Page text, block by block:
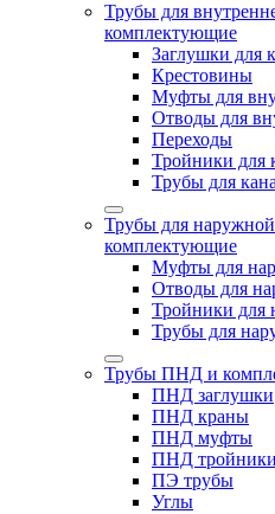
Трубы для
комплектующие
Заглушки для
Крестовины
Муфты для
Отводы для
Переходы
Тройники для
Трубы для
Трубы для
комплектующие
Муфты для
Отводы для
Тройники для
Трубы для
Трубы ПНД и
ПНД заглушки
ПНД краны
ПНД муфты
ПНД тройники
ПЭ трубы
Углы